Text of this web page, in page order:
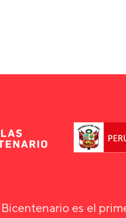
Bicentenario es el